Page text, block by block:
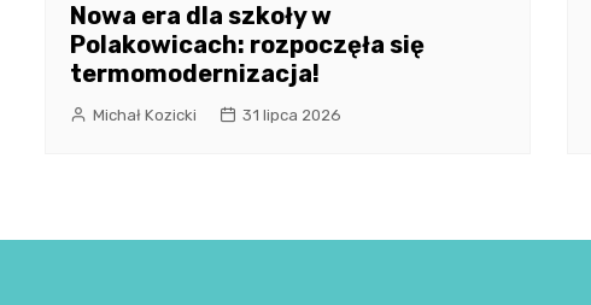
Nowa era dla szkoły w
Polakowicach: rozpoczęła się
termomodernizacja!
Michał Kozicki 31 lipca 2026